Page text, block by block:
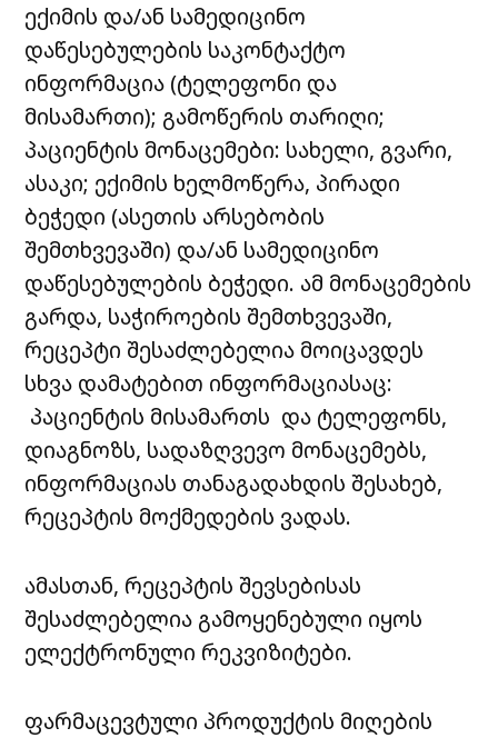
ექიმის და/ან სამედიცინო
დაწესებულების საკონტაქტო
ინფორმაცია (ტელეფონი და
მისამართი); გამოწერის თარიღი;
პაციენტის მონაცემები: სახელი, გვარი,
ასაკი; ექიმის ხელმოწერა, პირადი
ბეჭედი (ასეთის არსებობის
შემთხვევაში) და/ან სამედიცინო
დაწესებულების ბეჭედი. ამ მონაცემების
გარდა, საჭიროების შემთხვევაში,
რეცეპტი შესაძლებელია მოიცავდეს
სხვა დამატებით ინფორმაციასაც:
პაციენტის მისამართს და ტელეფონს,
დიაგნოზს, სადაზღვევო მონაცემებს,
ინფორმაციას თანაგადახდის შესახებ,
რეცეპტის მოქმედების ვადას.
ამასთან, რეცეპტის შევსებისას
შესაძლებელია გამოყენებული იყოს
ელექტრონული რეკვიზიტები.
ფარმაცევტული პროდუქტის მიღების